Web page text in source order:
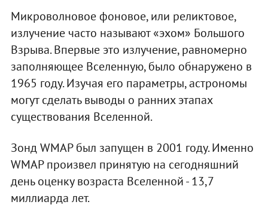
Микроволновое фоновое, или реликтовое,
излучение часто называют «эхом» Большого
Взрыва. Впервые это излучение, равномерно
заполняющее Вселенную, было обнаружено в
1965 году. Изучая его параметры, астрономы
могут сделать выводы о ранних этапах
существования Вселенной.
Зонд WMAP был запущен в 2001 году. Именно
WMAP произвел принятую на сегодняшний
день оценку возраста Вселенной - 13,7
миллиарда лет.